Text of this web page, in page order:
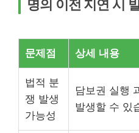
명의 이전 지연 시
문제점 상세 내용
법적 분
쟁 발생
가능성
담보권 실행
발생할 수 있